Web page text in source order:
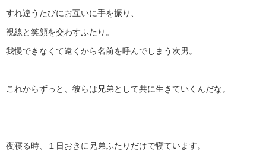
すれ違うたびにお互いに手を振り、
視線と笑顔を交わすふたり。
我慢できなくて遠くから名前を呼んでしまう次男。
これからずっと、彼らは兄弟として共に生きていくんだな。
夜寝る時、１日おきに兄弟ふたりだけで寝ています。